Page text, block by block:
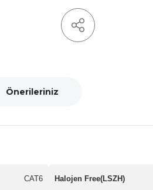
Önerileriniz
CAT6 Halojen Free(LSZH)